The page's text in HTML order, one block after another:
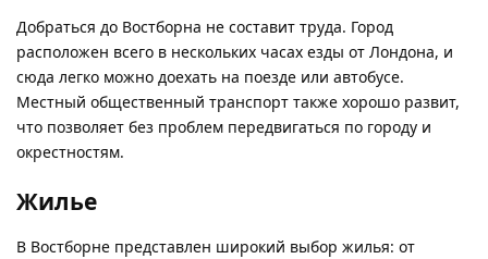
Добраться до Востборна не составит труда. Город
расположен всего в нескольких часах езды от Лондона, и
сюда легко можно доехать на поезде или автобусе.
Местный общественный транспорт также хорошо развит,
что позволяет без проблем передвигаться по городу и
окрестностям.
Жилье
В Востборне представлен широкий выбор жилья: от